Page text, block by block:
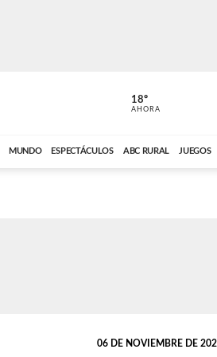
ABC CARDINAL
18º
AHORA
MUNDO ESPECTÁCULOS ABC RURAL JUEGOS
06 DE NOVIEMBRE DE